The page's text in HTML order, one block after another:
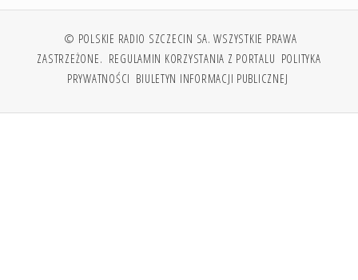
© POLSKIE RADIO SZCZECIN SA. WSZYSTKIE PRAWA
ZASTRZEŻONE. REGULAMIN KORZYSTANIA Z PORTALU POLITYKA
PRYWATNOŚCI BIULETYN INFORMACJI PUBLICZNEJ